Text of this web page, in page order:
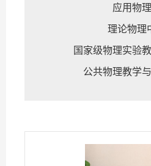
应用物
理论物理
国家级物理实验
公共物理教学